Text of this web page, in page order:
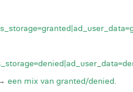
een mix van granted/denied.